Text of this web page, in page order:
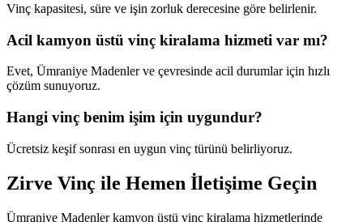
Vinç kapasitesi, süre ve işin zorluk derecesine göre belirlenir.
Acil kamyon üstü vinç kiralama hizmeti var mı?
Evet, Ümraniye Madenler ve çevresinde acil durumlar için hızlı
çözüm sunuyoruz.
Hangi vinç benim işim için uygundur?
Ücretsiz keşif sonrası en uygun vinç türünü belirliyoruz.
Zirve Vinç ile Hemen İletişime Geçin
Ümraniye Madenler kamyon üstü vinç kiralama hizmetlerinde